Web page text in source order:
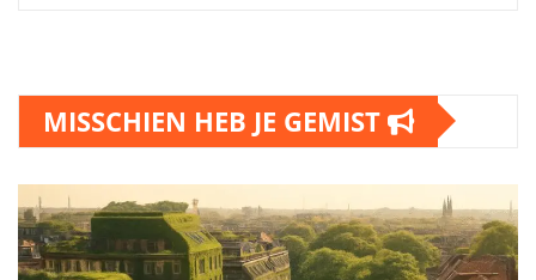
MISSCHIEN HEB JE GEMIST